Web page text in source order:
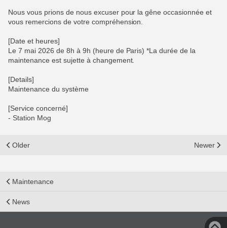
Nous vous prions de nous excuser pour la gêne occasionnée et
vous remercions de votre compréhension.
[Date et heures]
Le 7 mai 2026 de 8h à 9h (heure de Paris) *La durée de la
maintenance est sujette à changement.
[Details]
Maintenance du système
[Service concerné]
- Station Mog
Older Newer
Maintenance
News